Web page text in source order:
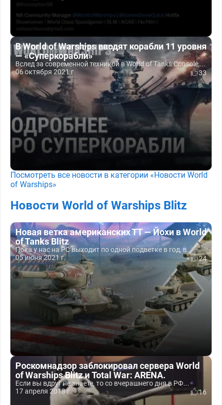
В World of Warships вводят корабли 11 уровня
— «Суперкорабли»
Вслед за современной техникой в World of Tanks Console,...
06 октября 2021 г.
33
Посмотреть все новости в категории «Новости World
of Warships»
Новости World of Warships Blitz
Новая ветка американских ТТ — Йохи в World
of Tanks Blitz
Пока у нас на PC выходит по одной подветке в год, в...
05 июня 2021 г.
24
Роскомнадзор заблокировал сервера World
of Warships Blitz и Total War: ARENA.
Если вы вдруг не знаете, то со вчерашнего дня в РФ...
17 апреля 2018 г.
16